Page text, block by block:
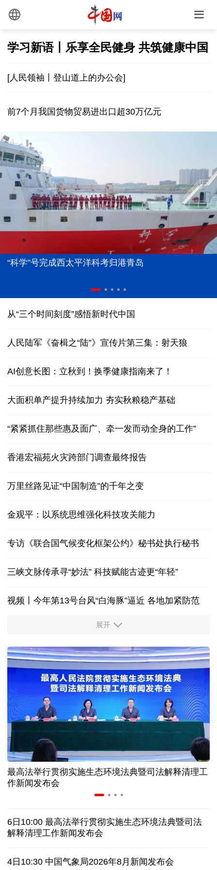
学习新语丨乐享全民健身 共筑健康中国
[人民领袖丨登山道上的办公会]
前7个月我国货物贸易进出口超30万亿元
“科学”号完成西太平洋科考归港青岛
从“三个时间刻度”感悟新时代中国
人民陆军《奋楫之“陆”》宣传片第三集：射天狼
AI创意长图：立秋到！换季健康指南来了！
大面积单产提升持续加力 夯实秋粮稳产基础
“紧紧抓住那些惠及面广、牵一发而动全身的工作”
香港宏福苑火灾跨部门调查最终报告
万里丝路见证“中国制造”的千年之变
金观平：以系统思维强化科技攻关能力
专访《联合国气候变化框架公约》秘书处执行秘书
三峡文脉传承寻“妙法” 科技赋能古迹更“年轻”
视频丨今年第13号台风“白海豚”逼近 各地加紧防范
柔性制造，高效匹配差异化需求
高温下用电负荷创新高 解码今夏的清凉底气
活力中国调研行丨弯道超车 如何“皖”美提速
7月份中国仓储指数保持扩张 行业运行韧性较强
小球赛撬动大消费 体育赛事激活城市发展新动能
“电影+文旅”深度融合 光影经济撬动暑期消费新蓝海
俄黑客称获取北约直接参与袭击俄领土证据
全球媒体聚焦︱外媒：美国劳动力市场正在走弱
展开
最高法举行贯彻实施生态环境法典暨司法解释清理工
作新闻发布会
6日10:00 最高法举行贯彻实施生态环境法典暨司法
解释清理工作新闻发布会
4日10:30 中国气象局2026年8月新闻发布会